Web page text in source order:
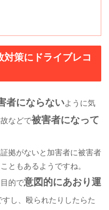
対策にドライブレコ
者にならないように気
などで被害者になって
拠がないと加害者に被害者
ともあるようですね。
的で意図的にあおり運
し、殴られたりしたらた